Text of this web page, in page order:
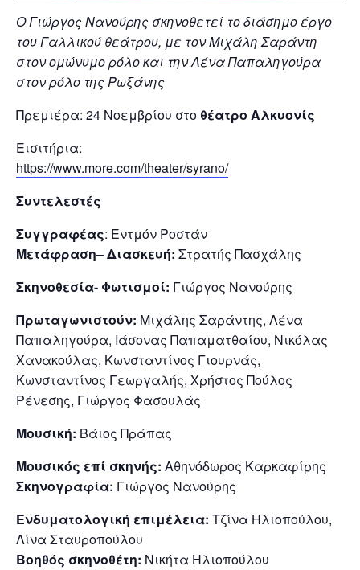
ΟΓιώργος Νανούρης σκηνοθετεί το διάσημο έργο
του Γαλλικού θεάτρου, με τον Μιχάλη Σαράντη
στον ομώνυμο ρόλο και την Λένα Παπαληγούρα
στον ρόλο της Ρωξάνης
Πρεμιέρα: 24 Νοεμβρίου στο θέατρο Αλκυονίς
Εισιτήρια:
https://www.more.com/theater/syrano/
Συντελεστές
Συγγραφέας: Εντμόν Ροστάν
Μετάφραση– Διασκευή: Στρατής Πασχάλης
Σκηνοθεσία- Φωτισμοί: Γιώργος Νανούρης
Πρωταγωνιστούν: Μιχάλης Σαράντης, Λένα
Παπαληγούρα, Ιάσονας Παπαματθαίου, Νικόλας
Χανακούλας, Κωνσταντίνος Γιουρνάς,
Κωνσταντίνος Γεωργαλής, Χρήστος Πούλος
Ρένεσης, Γιώργος Φασουλάς
Μουσική: Βάιος Πράπας
Μουσικός επί σκηνής: Αθηνόδωρος Καρκαφίρης
Σκηνογραφία: Γιώργος Νανούρης
Ενδυματολογική επιμέλεια: Τζίνα Ηλιοπούλου,
Λίνα Σταυροπούλου
Βοηθός σκηνοθέτη: Νικήτα Ηλιοπούλου